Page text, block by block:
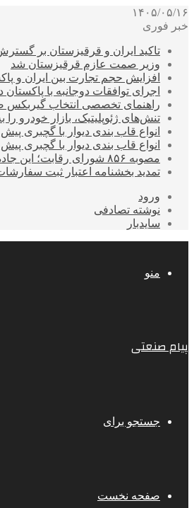
۱۴۰۵/۰۵/۱۶
خبر فوری
تاکید ایران و قرقیزستان بر
وزیر صمت عازم قرقیزستان شد
افزایش حجم تجارت بین ایران و پاکستان به
اجرای توافقات دوجانبه با
راهنمای تخصصی انتخاب گیربکس
تنش‌های ژئوپلیتیک، بازار خودرو
انواع قاب بندی دیوار با گچبری
انواع قاب بندی دیوار با گچبری
مصوبه ۸۵۶ شورای رقابت؛ این جاده یک‌طرفه است
تمدید بخشنامه اعتبار ثبت سفارشات بدون
ورود
نوشته تصادفی
سایدبار
منو
پیام صنعتی
جستجو برای
صفحه نخست